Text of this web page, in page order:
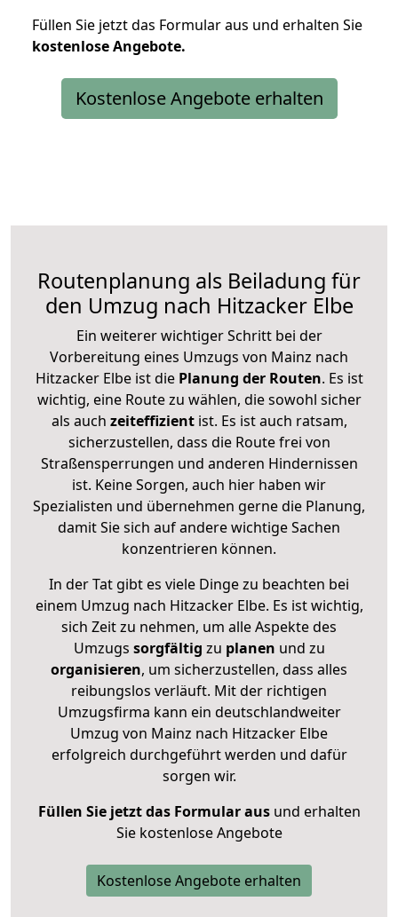
Füllen Sie jetzt das Formular aus und erhalten Sie
kostenloseAngebote.
Kostenlose Angebote erhalten
Routenplanung als Beiladung für
den Umzug nach Hitzacker Elbe
Ein weiterer wichtiger Schritt bei der
Vorbereitung eines Umzugs von Mainz nach
Hitzacker Elbe ist diePlanung der Routen. Es ist
wichtig, eine Route zu wählen, die sowohl sicher
als auch zeiteffizientist. Es ist auch ratsam,
sicherzustellen, dass die Route frei von
Straßensperrungen und anderen Hindernissen
ist. Keine Sorgen, auch hier haben wir
Spezialisten und übernehmen gerne die Planung,
damit Sie sich auf andere wichtige Sachen
konzentrieren können.
In der Tat gibt es viele Dinge zu beachten bei
einem Umzug nach Hitzacker Elbe. Es ist wichtig,
sich Zeit zu nehmen, um alle Aspekte des
Umzugs sorgfältig zu planen und zu
organisieren, um sicherzustellen, dass alles
reibungslos verläuft. Mit der richtigen
Umzugsfirma kann ein deutschlandweiter
Umzug von Mainz nach Hitzacker Elbe
erfolgreich durchgeführt werden und dafür
sorgen wir.
Füllen Sie jetzt das Formular ausund erhalten
Sie kostenlose Angebote
Kostenlose Angebote erhalten